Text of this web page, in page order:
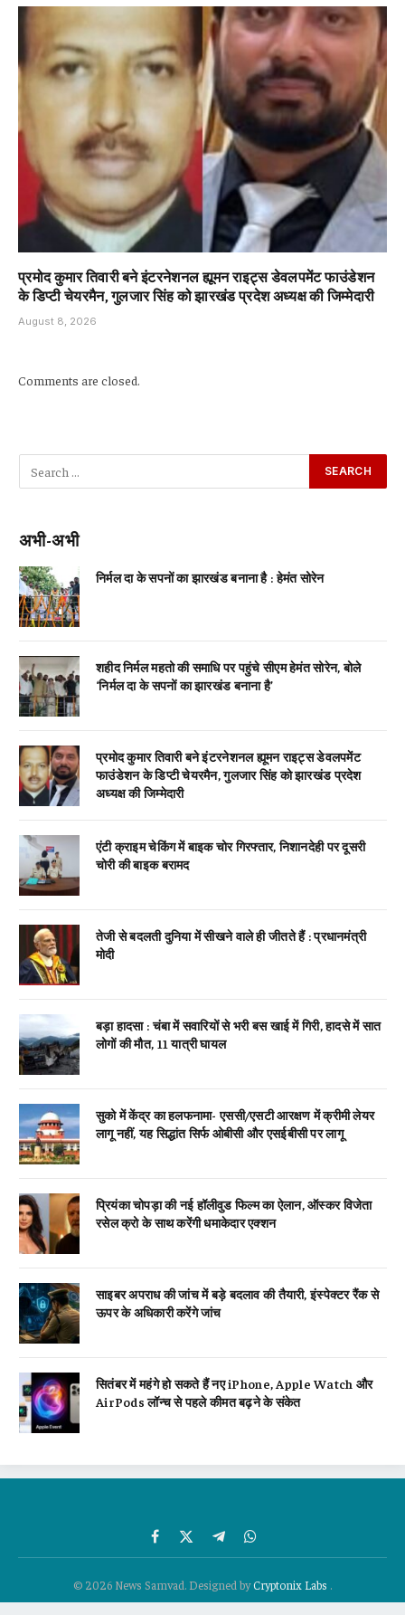
प्रमोद कुमार तिवारी बने इंटरनेशनल ह्यूमन राइट्स डेवलपमेंट फाउंडेशन
के डिप्टी चेयरमैन, गुलजार सिंह को झारखंड प्रदेश अध्यक्ष की जिम्मेदारी
August 8, 2026
Comments are closed.
अभी-अभी
निर्मल दा के सपनों का झारखंड बनाना है : हेमंत सोरेन
शहीद निर्मल महतो की समाधि पर पहुंचे सीएम हेमंत सोरेन, बोले
‘निर्मल दा के सपनों का झारखंड बनाना है’
प्रमोद कुमार तिवारी बने इंटरनेशनल ह्यूमन राइट्स डेवलपमेंट
फाउंडेशन के डिप्टी चेयरमैन, गुलजार सिंह को झारखंड प्रदेश
अध्यक्ष की जिम्मेदारी
एंटी क्राइम चेकिंग में बाइक चोर गिरफ्तार, निशानदेही पर दूसरी
चोरी की बाइक बरामद
तेजी से बदलती दुनिया में सीखने वाले ही जीतते हैं : प्रधानमंत्री
मोदी
बड़ा हादसा : चंबा में सवारियों से भरी बस खाई में गिरी, हादसे में सात
लोगों की मौत, 11 यात्री घायल
सुको में केंद्र का हलफनामा- एससी/एसटी आरक्षण में क्रीमी लेयर
लागू नहीं, यह सिद्धांत सिर्फ ओबीसी और एसईबीसी पर लागू
प्रियंका चोपड़ा की नई हॉलीवुड फिल्म का ऐलान, ऑस्कर विजेता
रसेल क्रो के साथ करेंगी धमाकेदार एक्शन
साइबर अपराध की जांच में बड़े बदलाव की तैयारी, इंस्पेक्टर रैंक से
ऊपर के अधिकारी करेंगे जांच
सितंबर में महंगे हो सकते हैं नए iPhone, Apple Watch और
AirPods लॉन्च से पहले कीमत बढ़ने के संकेत
Facebook
X
(Twitter)
TelegramWhatsApp
© 2026 News Samvad. Designed byCryptonix Labs .